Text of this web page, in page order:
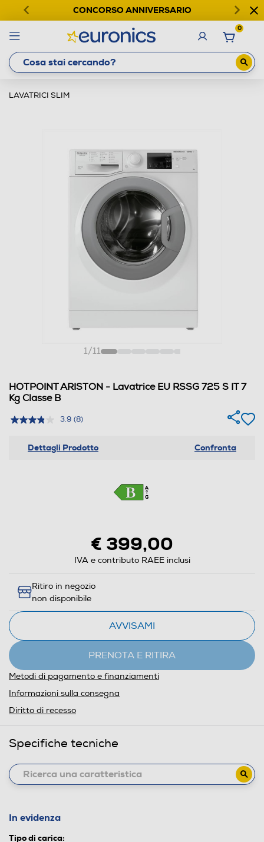
CONCORSO ANNIVERSARIO
0
LAVATRICI SLIM
1/11
HOTPOINT ARISTON - Lavatrice EU RSSG 725 S IT 7
Kg Classe B
3.9 (8)
Dettagli Prodotto Confronta
€ 399,00
IVA e contributo RAEE inclusi
Ritiro in negozio
non disponibile
AVVISAMI
PRENOTA E RITIRA
Metodi di pagamento e finanziamenti
Informazioni sulla consegna
Diritto di recesso
Specifiche tecniche
In evidenza
Tipo di carica: